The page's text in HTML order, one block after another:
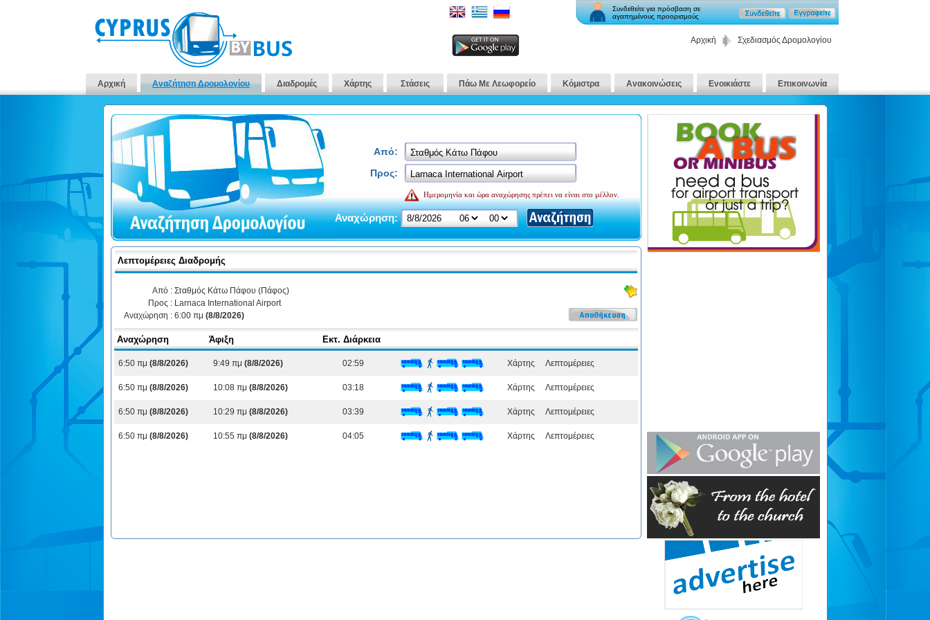
Συνδεθείτε για πρόσβαση σε
αγαπημένους προορισμούς
Αρχική Σχεδιασμός Δρομολογίου
Αρχική Αναζήτηση Δρομολογίου Διαδρομές Χάρτης Στάσεις Πάω Με Λεωφορείο Κόμιστρα Ανακοινώσεις Ενοικιάστε Επικοινωνία
Από:
Προς:
Ημερομηνία και ώρα αναχώρησης πρέπει να είναι στο μέλλον.
Αναχώρηση:
Λεπτομέρειες Διαδρομής
Από : Σταθμός Κάτω Πάφου (Πάφος)
Προς : Larnaca International Airport
Αναχώρηση : 6:00 πμ (8/8/2026)
Αναχώρηση Άφιξη Εκτ. Διάρκεια
6:50 πμ (8/8/2026) 9:49 πμ (8/8/2026) 02:59 Χάρτης Λεπτομέρειες
6:50 πμ (8/8/2026) 10:08 πμ (8/8/2026) 03:18 Χάρτης Λεπτομέρειες
6:50 πμ (8/8/2026) 10:29 πμ (8/8/2026) 03:39 Χάρτης Λεπτομέρειες
6:50 πμ (8/8/2026) 10:55 πμ (8/8/2026) 04:05 Χάρτης Λεπτομέρειες